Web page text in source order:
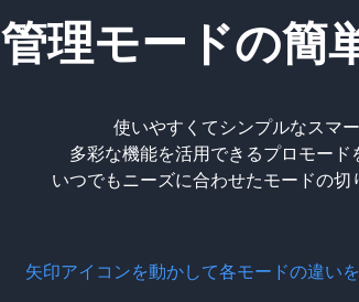
管理モードの簡
使いやすくてシンプルなスマ
多彩な機能を活用できるプロモード
いつでもニーズに合わせたモードの切
矢印アイコンを動かして各モードの違い